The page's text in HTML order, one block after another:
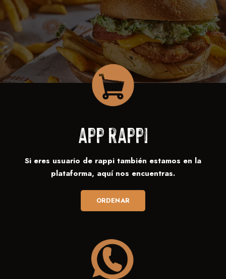
app rappi
Si eres usuario de rappi también estamos en la
plataforma, aquí nos encuentras.
ORDENAR